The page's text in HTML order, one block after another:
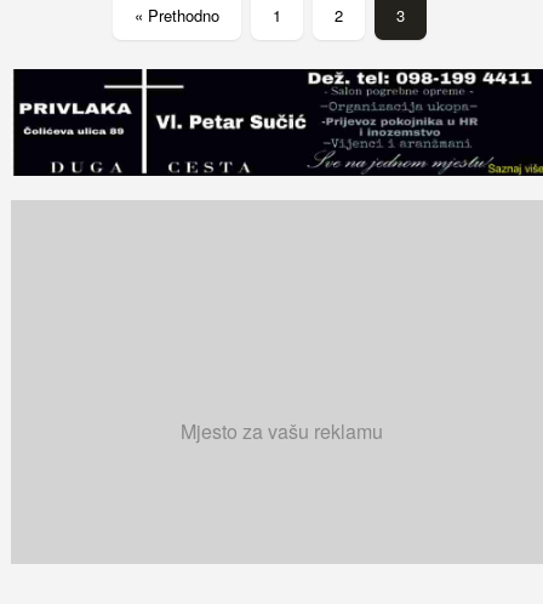
« Prethodno 1 2 3
Mjesto za vašu reklamu